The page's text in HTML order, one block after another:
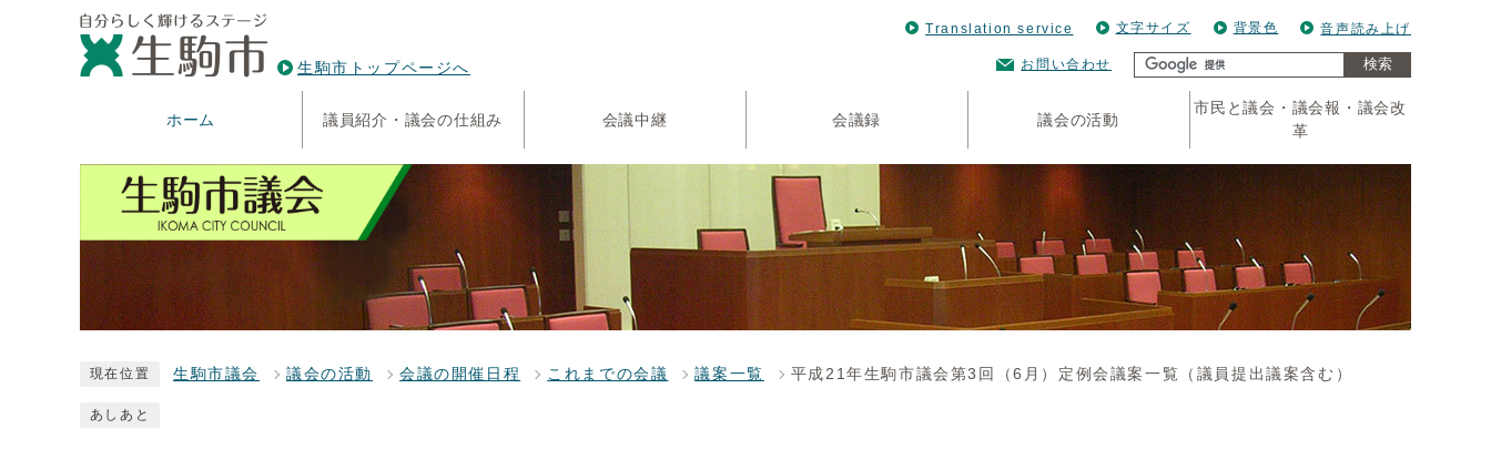
生駒市トップページへ
Translation service 文字サイズ 背景色 音声読み上げ
お問い合わせ 検索
ホーム 議員紹介・議会の仕組み 会議中継 会議録 議会の活動
市民と議会・議会報・議会改
革
現在位置 生駒市議会 議会の活動 会議の開催日程 これまでの会議 議案一覧 平成21年生駒市議会第3回（6月）定例会議案一覧（議員提出議案含む）
あしあと